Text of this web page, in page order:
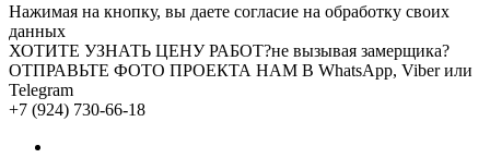
Нажимая на кнопку, вы даете согласие на обработку своих
данных
ХОТИТЕ УЗНАТЬ ЦЕНУ РАБОТ?не вызывая замерщика?
ОТПРАВЬТЕ ФОТО ПРОЕКТА НАМ В WhatsApp, Viber или
Telegram
+7 (924) 730-66-18